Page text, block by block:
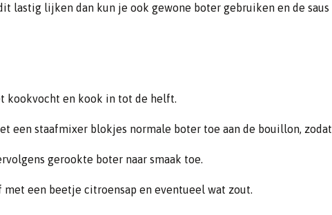
lastig lijken dan kun je ook gewone boter gebruiken en de
kookvocht en kook in tot de helft.
een staafmixer blokjes normale boter toe aan de bouillon,
gerookte boter naar smaak toe.
met een beetje citroensap en eventueel wat zout.